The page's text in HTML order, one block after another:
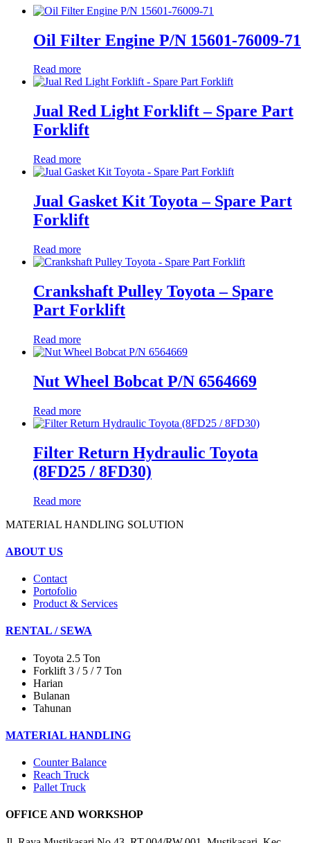
Oil Filter Engine P/N 15601-76009-71
Read more
Jual Red Light Forklift – Spare Part
Forklift
Read more
Jual Gasket Kit Toyota – Spare Part
Forklift
Read more
Crankshaft Pulley Toyota – Spare
Part Forklift
Read more
Nut Wheel Bobcat P/N 6564669
Read more
Filter Return Hydraulic Toyota
(8FD25 / 8FD30)
Read more
MATERIAL HANDLING SOLUTION
ABOUT US
Contact
Portofolio
Product & Services
RENTAL / SEWA
Toyota 2.5 Ton
Forklift 3 / 5 / 7 Ton
Harian
Bulanan
Tahunan
MATERIAL HANDLING
Counter Balance
Reach Truck
Pallet Truck
OFFICE AND WORKSHOP